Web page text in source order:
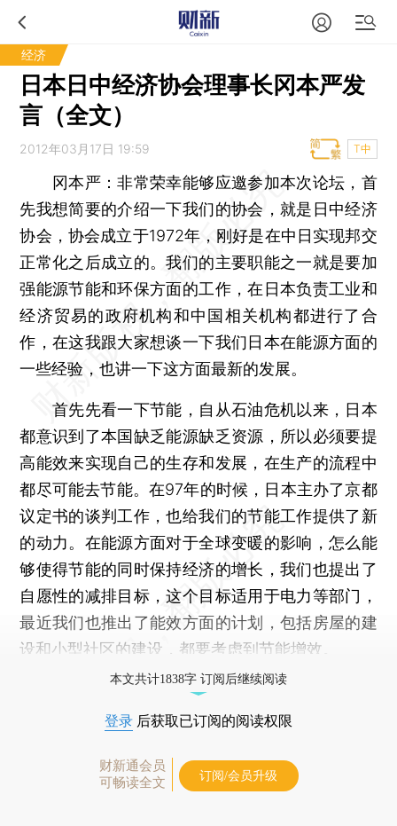
经济
日本日中经济协会理事长冈本严发
言（全文）
2012年03月17日 19:59 T中
冈本严：非常荣幸能够应邀参加本次论坛，首
先我想简要的介绍一下我们的协会，就是日中经济
协会，协会成立于1972年，刚好是在中日实现邦交
正常化之后成立的。我们的主要职能之一就是要加
强能源节能和环保方面的工作，在日本负责工业和
经济贸易的政府机构和中国相关机构都进行了合
作，在这我跟大家想谈一下我们日本在能源方面的
一些经验，也讲一下这方面最新的发展。
首先先看一下节能，自从石油危机以来，日本
都意识到了本国缺乏能源缺乏资源，所以必须要提
高能效来实现自己的生存和发展，在生产的流程中
都尽可能去节能。在97年的时候，日本主办了京都
议定书的谈判工作，也给我们的节能工作提供了新
的动力。在能源方面对于全球变暖的影响，怎么能
够使得节能的同时保持经济的增长，我们也提出了
自愿性的减排目标，这个目标适用于电力等部门，
最近我们也推出了能效方面的计划，包括房屋的建
设和小型社区的建设，都要考虑到节能增效。
本文共计1838字 订阅后继续阅读
登录 后获取已订阅的阅读权限
财新通会员
可畅读全文
订阅/会员升级